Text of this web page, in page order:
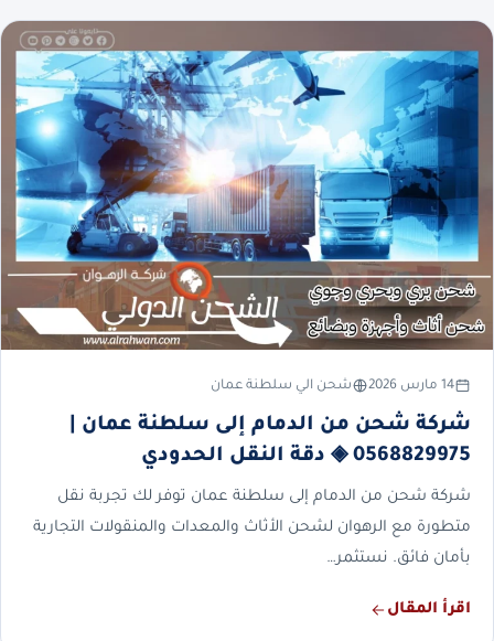
14 مارس 2026 شحن الي سلطنة عمان
شركة شحن من الدمام إلى سلطنة عمان |
0568829975 ◈ دقة النقل الحدودي
شركة شحن من الدمام إلى سلطنة عمان توفر لك تجربة نقل
متطورة مع الرهوان لشحن الأثاث والمعدات والمنقولات التجارية
بأمان فائق. نستثمر…
اقرأ المقال